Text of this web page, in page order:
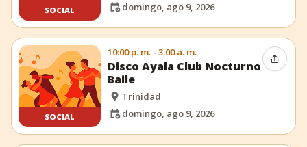
SOCIAL
domingo, ago 9, 2026
SOCIAL
10:00 p. m. - 3:00 a. m.
Disco Ayala Club Nocturno
Baile
Trinidad
domingo, ago 9, 2026